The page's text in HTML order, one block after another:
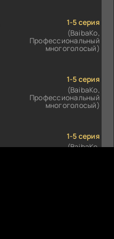
1-5 серия
(BaibaKo,
Профессиональный
многоголосый)
1-5 серия
(BaibaKo,
Профессиональный
многоголосый)
1-5 серия
(BaibaKo,